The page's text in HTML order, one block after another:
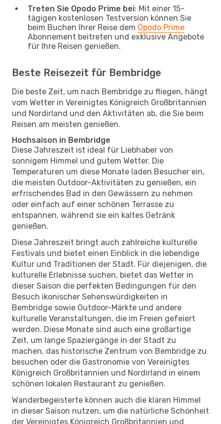
Treten Sie Opodo Prime bei: Mit einer 15-
tägigen kostenlosen Testversion können Sie
beim Buchen Ihrer Reise dem Opodo Prime
Abonnement beitreten und exklusive Angebote
für Ihre Reisen genießen.
Beste Reisezeit für Bembridge
Die beste Zeit, um nach Bembridge zu fliegen, hängt
vom Wetter in Vereinigtes Königreich Großbritannien
und Nordirland und den Aktivitäten ab, die Sie beim
Reisen am meisten genießen.
Hochsaison in Bembridge
Diese Jahreszeit ist ideal für Liebhaber von
sonnigem Himmel und gutem Wetter. Die
Temperaturen um diese Monate laden Besucher ein,
die meisten Outdoor-Aktivitäten zu genießen, ein
erfrischendes Bad in den Gewässern zu nehmen
oder einfach auf einer schönen Terrasse zu
entspannen, während sie ein kaltes Getränk
genießen.
Diese Jahreszeit bringt auch zahlreiche kulturelle
Festivals und bietet einen Einblick in die lebendige
Kultur und Traditionen der Stadt. Für diejenigen, die
kulturelle Erlebnisse suchen, bietet das Wetter in
dieser Saison die perfekten Bedingungen für den
Besuch ikonischer Sehenswürdigkeiten in
Bembridge sowie Outdoor-Märkte und andere
kulturelle Veranstaltungen, die im Freien gefeiert
werden. Diese Monate sind auch eine großartige
Zeit, um lange Spaziergänge in der Stadt zu
machen, das historische Zentrum von Bembridge zu
besuchen oder die Gastronomie von Vereinigtes
Königreich Großbritannien und Nordirland in einem
schönen lokalen Restaurant zu genießen.
Wanderbegeisterte können auch die klaren Himmel
in dieser Saison nutzen, um die natürliche Schönheit
der Vereinigtes Königreich Großbritannien und